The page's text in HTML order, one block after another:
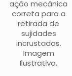
ação mecânica
correta para a
retirada de
sujidades
incrustadas.
Imagem
Ilustrativa.